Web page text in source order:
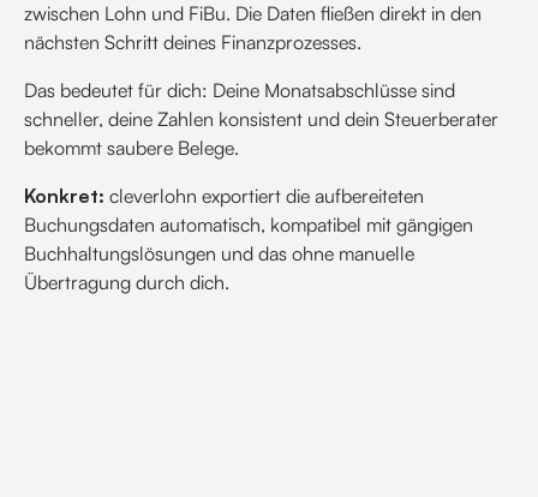
zwischen Lohn und FiBu. Die Daten fließen direkt in den
nächsten Schritt deines Finanzprozesses.
Das bedeutet für dich: Deine Monatsabschlüsse sind
schneller, deine Zahlen konsistent und dein Steuerberater
bekommt saubere Belege.
Konkret: cleverlohn exportiert die aufbereiteten
Buchungsdaten automatisch, kompatibel mit gängigen
Buchhaltungslösungen und das ohne manuelle
Übertragung durch dich.